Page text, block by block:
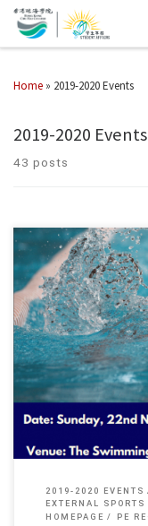
Home » 2019-2020 Events
2019-2020 Events
43 posts
2019-2020 EVENTS
EXTERNAL
HOMEPAGE
PE